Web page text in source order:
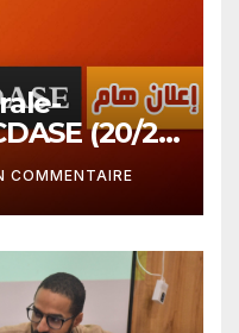
(20/21
2026)
COMMENTAIRE